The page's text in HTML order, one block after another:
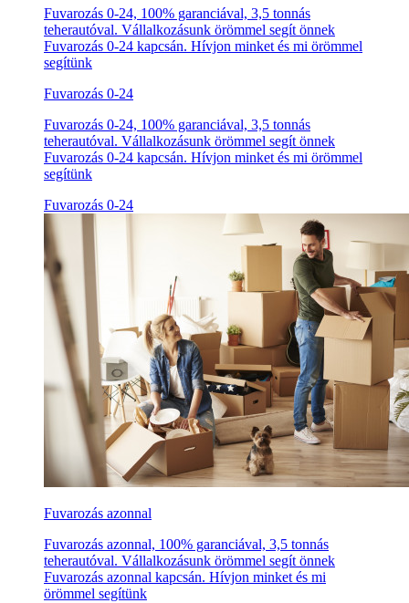
Fuvarozás 0-24, 100% garanciával, 3,5 tonnás
teherautóval. Vállalkozásunk örömmel segít önnek
Fuvarozás 0-24 kapcsán. Hívjon minket és mi örömmel
segítünk
Fuvarozás 0-24
Fuvarozás 0-24, 100% garanciával, 3,5 tonnás
teherautóval. Vállalkozásunk örömmel segít önnek
Fuvarozás 0-24 kapcsán. Hívjon minket és mi örömmel
segítünk
Fuvarozás 0-24
Fuvarozás azonnal
Fuvarozás azonnal, 100% garanciával, 3,5 tonnás
teherautóval. Vállalkozásunk örömmel segít önnek
Fuvarozás azonnal kapcsán. Hívjon minket és mi
örömmel segítünk